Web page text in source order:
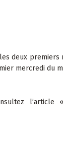
deux
mercredi du